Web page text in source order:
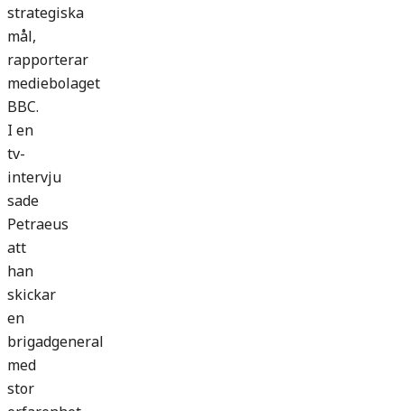
strategiska
mål,
rapporterar
mediebolaget
BBC.
I en
tv-
intervju
sade
Petraeus
att
han
skickar
en
brigadgeneral
med
stor